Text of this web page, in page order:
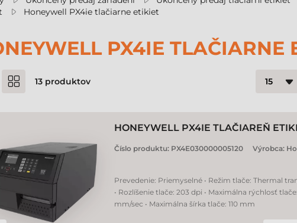
Honeywell PX4ie tlačiarne etikiet
PX4IE TLAČIARNE
13 produktov
HONEYWELL PX4IE TLAČIAREŇ
Číslo produktu: PX4E030000005120 Výrobca:
Prevedenie: Priemyselné • Režim tlače: Thermal
• Rozlíšenie tlače: 203 dpi • Maximálna rýchlosť
mm/sec • Maximálna šírka tlače: 110 mm